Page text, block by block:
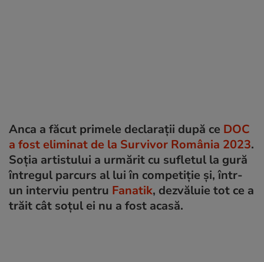
Anca a făcut primele declarații după ce DOC
a fost eliminat de la Survivor România 2023.
Soția artistului a urmărit cu sufletul la gură
întregul parcurs al lui în competiție și, într-
un interviu pentru Fanatik, dezvăluie tot ce a
trăit cât soțul ei nu a fost acasă.